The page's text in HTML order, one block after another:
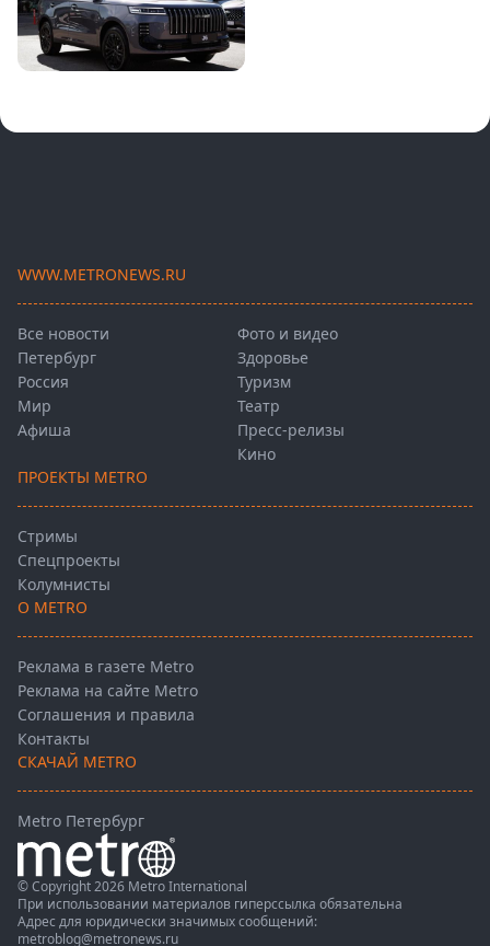
WWW.METRONEWS.RU
Все новости
Петербург
Россия
Мир
Афиша
Фото и видео
Здоровье
Туризм
Театр
Пресс-релизы
Кино
ПРОЕКТЫ METRO
Стримы
Спецпроекты
Колумнисты
О METRO
Реклама в газете Metro
Реклама на сайте Metro
Соглашения и правила
Контакты
СКАЧАЙ METRO
Metro Петербург
© Copyright 2026 Metro International
При использовании материалов гиперссылка обязательна
Адрес для юридически значимых сообщений:
metroblog@metronews.ru